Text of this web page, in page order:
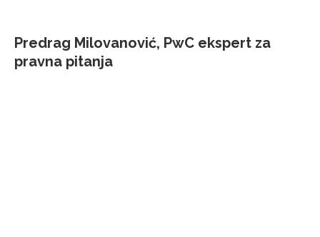
Predrag Milovanović, PwC ekspert za
pravna pitanja